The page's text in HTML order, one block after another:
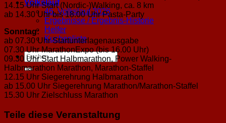
Volkslauf
46. Volkslauf 2026
Ergebnisse / Ergebnis-Historie
Helfer
Kuchenliste
14.15 Uhr Start (Nordic-)Walking, ca. 8 km
ab 14.30 Uhr bis 18.00 Uhr Pasta-Party
Sonntag:
ab 07.30 Uhr Startunterlagenausgabe
07.30 Uhr MarathonExpo (bis 16.00 Uhr)
09.30 Uhr Start Halbmarathon, Power Walking-
Halbmarathon Marathon, Marathon-Staffel
12.15 Uhr Siegerehrung Halbmarathon
ab 15.00 Uhr Siegerehrung Marathon/Marathon-Staffel
15.30 Uhr Zielschluss Marathon
Teile diese Veranstaltung